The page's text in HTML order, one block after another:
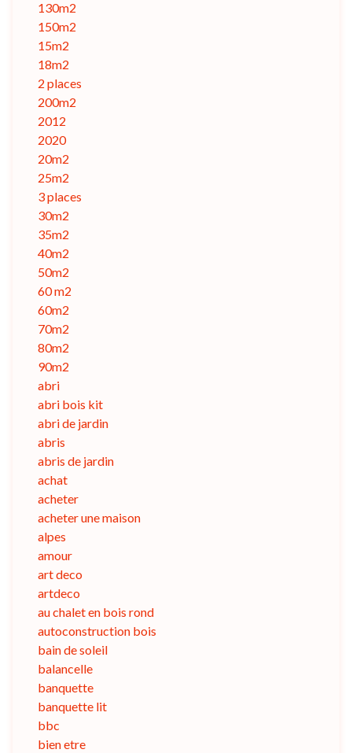
130m2
150m2
15m2
18m2
2 places
200m2
2012
2020
20m2
25m2
3 places
30m2
35m2
40m2
50m2
60 m2
60m2
70m2
80m2
90m2
abri
abri bois kit
abri de jardin
abris
abris de jardin
achat
acheter
acheter une maison
alpes
amour
art deco
artdeco
au chalet en bois rond
autoconstruction bois
bain de soleil
balancelle
banquette
banquette lit
bbc
bien etre